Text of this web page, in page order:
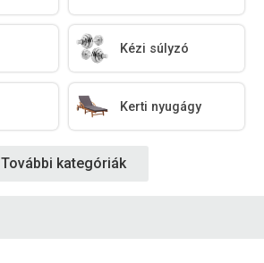
Kézi súlyzó
Kerti nyugágy
További kategóriák